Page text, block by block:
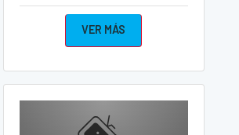
VER MÁS